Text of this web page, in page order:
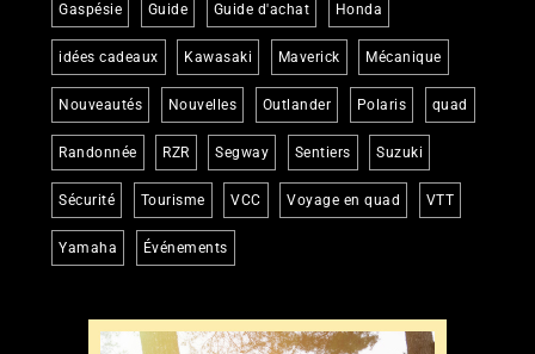
Gaspésie Guide Guide d'achat Honda
idées cadeaux Kawasaki Maverick Mécanique
Nouveautés Nouvelles Outlander Polaris quad
Randonnée RZR Segway Sentiers Suzuki
Sécurité Tourisme VCC Voyage en quad VTT
Yamaha Événements